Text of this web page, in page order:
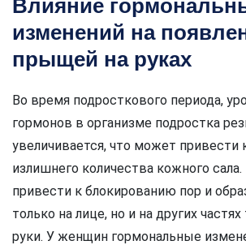
Влияние
изменений на
прыщей на руках
Во время подросткового периода,
гормонов в организме подростка
увеличивается, что может привести
излишнего количества кожного
привести к блокированию пор и
только на лице, но и на других
руки. У женщин гормональные